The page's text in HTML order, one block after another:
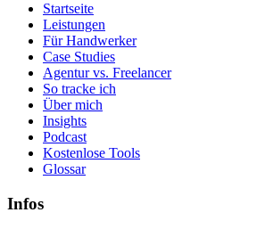
Startseite
Leistungen
Für Handwerker
Case Studies
Agentur vs. Freelancer
So tracke ich
Über mich
Insights
Podcast
Kostenlose Tools
Glossar
Infos